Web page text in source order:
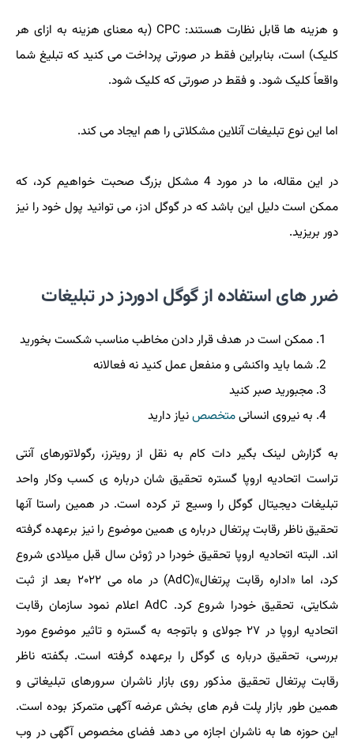
و هزینه ها قابل نظارت هستند: CPC (به معنای هزینه به ازای هر
کلیک) است، بنابراین فقط در صورتی پرداخت می کنید که تبلیغ شما
واقعاً کلیک شود. و فقط در صورتی که کلیک شود.
اما این نوع تبلیغات آنلاین مشکلاتی را هم ایجاد می کند.
در این مقاله، ما در مورد 4 مشکل بزرگ صحبت خواهیم کرد، که
ممکن است دلیل این باشد که در گوگل ادز، می توانید پول خود را نیز
دور بریزید.
ضرر های استفاده از گوگل ادوردز در تبلیغات
ممکن است در هدف قرار دادن مخاطب مناسب شکست بخورید
شما باید واکنشی و منفعل عمل کنید نه فعالانه
مجبورید صبر کنید
به نیروی انسانیمتخصصنیاز دارید
به گزارش لینک بگیر دات کام به نقل از رویترز، رگولاتورهای آنتی
تراست اتحادیه اروپا گستره تحقیق شان درباره ی کسب وکار واحد
تبلیغات دیجیتال گوگل را وسیع تر کرده است. در همین راستا آنها
تحقیق ناظر رقابت پرتغال درباره ی همین موضوع را نیز برعهده گرفته
اند. البته اتحادیه اروپا تحقیق خودرا در ژوئن سال قبل میلادی شروع
کرد، اما «اداره رقابت پرتغال»(AdC) در ماه می ۲۰۲۲ بعد از ثبت
شکایتی، تحقیق خودرا شروع کرد. AdC اعلام نمود سازمان رقابت
اتحادیه اروپا در ۲۷ جولای و باتوجه به گستره و تاثیر موضوع مورد
بررسی، تحقیق درباره ی گوگل را برعهده گرفته است. بگفته ناظر
رقابت پرتغال تحقیق مذکور روی بازار ناشران سرورهای تبلیغاتی و
همین طور بازار پلت فرم های بخش عرضه آگهی متمرکز بوده است.
این حوزه ها به ناشران اجازه می دهد فضای مخصوص آگهی در وب